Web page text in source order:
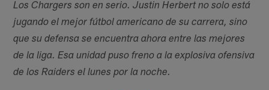
Los Chargers son en serio. Justin Herbert no solo está
jugando el mejor fútbol americano de su carrera, sino
que su defensa se encuentra ahora entre las mejores
de la liga. Esa unidad puso freno a la explosiva ofensiva
de los Raiders el lunes por la noche.